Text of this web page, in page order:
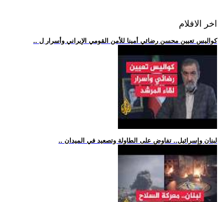
اخر الافلام
.. كواليس تعيين محسن رضائي أمينا للأمن القومي الإيراني وأسرار ل
.. لبنان وإسرائيل.. تفاوض على الطاولة وتصعيد في الميدان